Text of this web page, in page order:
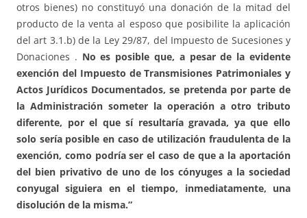
otros bienes) no constituyó una donación de la mitad del
producto de la venta al esposo que posibilite la aplicación
del art 3.1.b) de la Ley 29/87, del Impuesto de Sucesiones y
Donaciones . No es posible que, a pesar de la evidente
exención del Impuesto de Transmisiones Patrimoniales y
Actos Jurídicos Documentados, se pretenda por parte de
la Administración someter la operación a otro tributo
diferente, por el que sí resultaría gravada, ya que ello
solo sería posible en caso de utilización fraudulenta de la
exención, como podría ser el caso de que a la aportación
del bien privativo de uno de los cónyuges a la sociedad
conyugal siguiera en el tiempo, inmediatamente, una
disolución de la misma.”